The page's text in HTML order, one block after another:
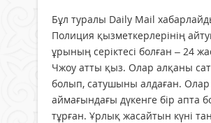
Бұл туралы Daily Mail
Полиция қызметкерлерінің
ұрының серіктесі болған – 24
Чжоу атты қыз. Олар алқаны
болып, сатушыны алдаған. Олар
аймағындағы дүкенге бір апта
тұрған. Ұрлық жасайтын күні